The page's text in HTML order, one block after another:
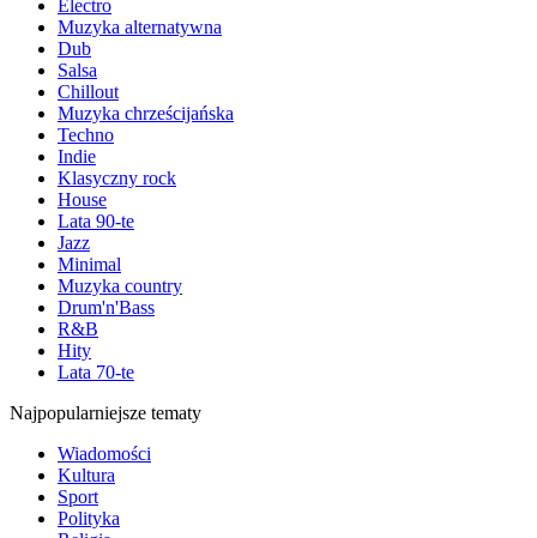
Electro
Muzyka alternatywna
Dub
Salsa
Chillout
Muzyka chrześcijańska
Techno
Indie
Klasyczny rock
House
Lata 90-te
Jazz
Minimal
Muzyka country
Drum'n'Bass
R&B
Hity
Lata 70-te
Najpopularniejsze tematy
Wiadomości
Kultura
Sport
Polityka